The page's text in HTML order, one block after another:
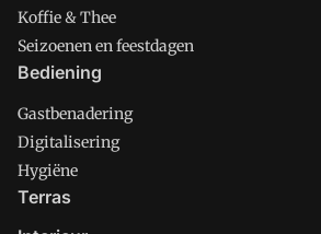
Koffie & Thee
Seizoenen en feestdagen
Bediening
Gastbenadering
Digitalisering
Hygiëne
Terras